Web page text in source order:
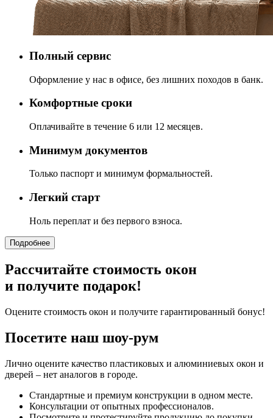
Полный сервис
Оформление у нас в офисе, без лишних походов в банк.
Комфортные сроки
Оплачивайте в течение 6 или 12 месяцев.
Минимум документов
Только паспорт и минимум формальностей.
Легкий старт
Ноль переплат и без первого взноса.
Подробнее
Рассчитайте стоимость окон
и получите подарок!
Оцените стоимость окон и получите гарантированный бонус!
Посетите наш шоу-рум
Лично оцените качество пластиковых и алюминиевых окон и
дверей – нет аналогов в городе.
Стандартные и премиум конструкции в одном месте.
Консультации от опытных профессионалов.